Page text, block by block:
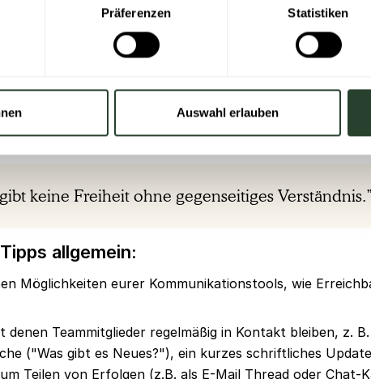
Präferenzen Statistiken
Auswahl erlauben
gibt keine Freiheit ohne gegenseitiges
allgemein:
Möglichkeiten eurer Kommunikationstools, wie
denen Teammitglieder regelmäßig in Kontakt bleiben, z.
("Was gibt es Neues?"), ein kurzes schriftliches
Teilen von Erfolgen (z.B. als E-Mail Thread oder Chat-